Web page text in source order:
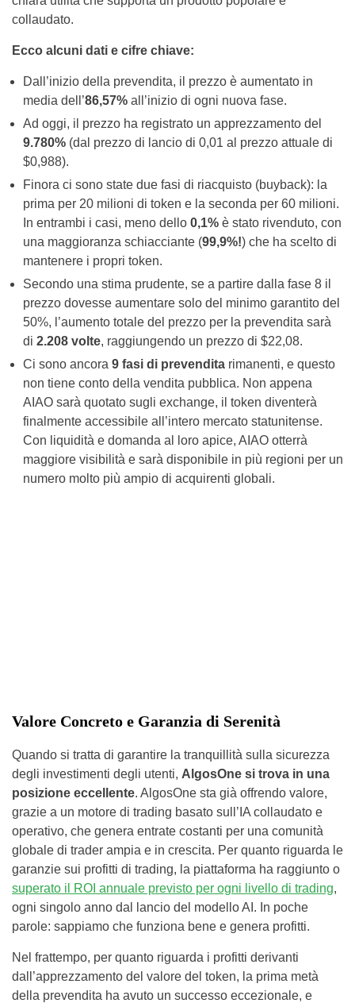
collaudato.
Ecco alcuni dati e cifre chiave:
Dall’inizio della prevendita, il prezzo è aumentato in
media dell’86,57% all’inizio di ogni nuova fase.
Ad oggi, il prezzo ha registrato un apprezzamento del
9.780% (dal prezzo di lancio di 0,01 al prezzo attuale di
$0,988).
Finora ci sono state due fasi di riacquisto (buyback): la
prima per 20 milioni di token e la seconda per 60 milioni.
In entrambi i casi, meno dello 0,1% è stato rivenduto, con
una maggioranza schiacciante (99,9%!) che ha scelto di
mantenere i propri token.
Secondo una stima prudente, se a partire dalla fase 8 il
prezzo dovesse aumentare solo del minimo garantito del
50%, l’aumento totale del prezzo per la prevendita sarà
di 2.208 volte, raggiungendo un prezzo di $22,08.
Ci sono ancora 9 fasi di prevendita rimanenti, e questo
non tiene conto della vendita pubblica. Non appena
AIAO sarà quotato sugli exchange, il token diventerà
finalmente accessibile all’intero mercato statunitense.
Con liquidità e domanda al loro apice, AIAO otterrà
maggiore visibilità e sarà disponibile in più regioni per un
numero molto più ampio di acquirenti globali.
Valore Concreto e Garanzia di Serenità
Quando si tratta di garantire la tranquillità sulla sicurezza
degli investimenti degli utenti, AlgosOne si trova in una
posizione eccellente. AlgosOne sta già offrendo valore,
grazie a un motore di trading basato sull’IA collaudato e
operativo, che genera entrate costanti per una comunità
globale di trader ampia e in crescita. Per quanto riguarda le
garanzie sui profitti di trading, la piattaforma ha raggiunto o
superato il ROI annuale previsto per ogni livello di trading,
ogni singolo anno dal lancio del modello AI. In poche
parole: sappiamo che funziona bene e genera profitti.
Nel frattempo, per quanto riguarda i profitti derivanti
dall’apprezzamento del valore del token, la prima metà
della prevendita ha avuto un successo eccezionale, e